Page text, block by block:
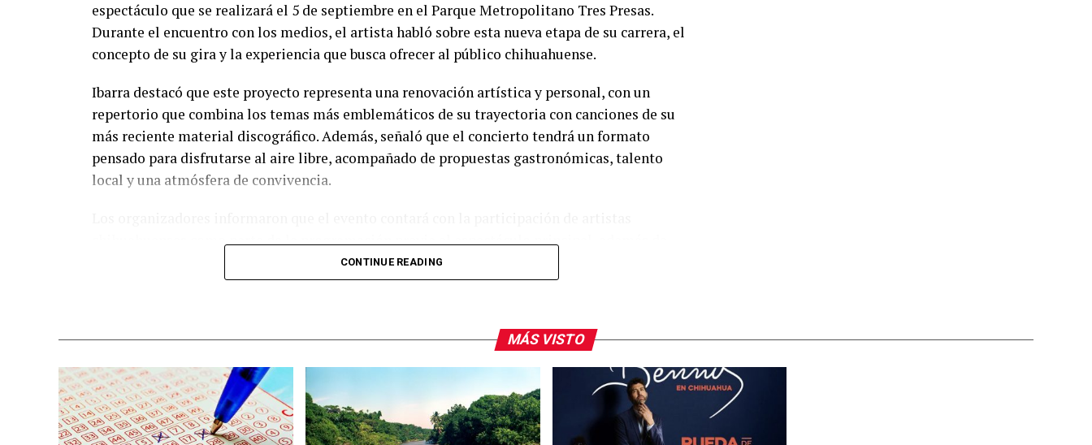
espectáculo que se realizará el 5 de septiembre en el Parque Metropolitano Tres Presas.
Durante el encuentro con los medios, el artista habló sobre esta nueva etapa de su carrera, el
concepto de su gira y la experiencia que busca ofrecer al público chihuahuense.
Ibarra destacó que este proyecto representa una renovación artística y personal, con un
repertorio que combina los temas más emblemáticos de su trayectoria con canciones de su
más reciente material discográfico. Además, señaló que el concierto tendrá un formato
pensado para disfrutarse al aire libre, acompañado de propuestas gastronómicas, talento
local y una atmósfera de convivencia.
chihuahuenses como parte de la programación previa al espectáculo principal, además de
diversas experiencias para los asistentes. También reiteraron la invitación al público para
adquirir sus boletos con anticipación y formar parte de una de las presentaciones más
Nota: Al concluir sus actividades, Benny Ibarra fue visto en el restaurante Aire Liebre, en la
ciudad de Chihuahua, degustando diversos platillos en compañía de su equipo de trabajo.
CONTINUE READING
MÁS VISTO